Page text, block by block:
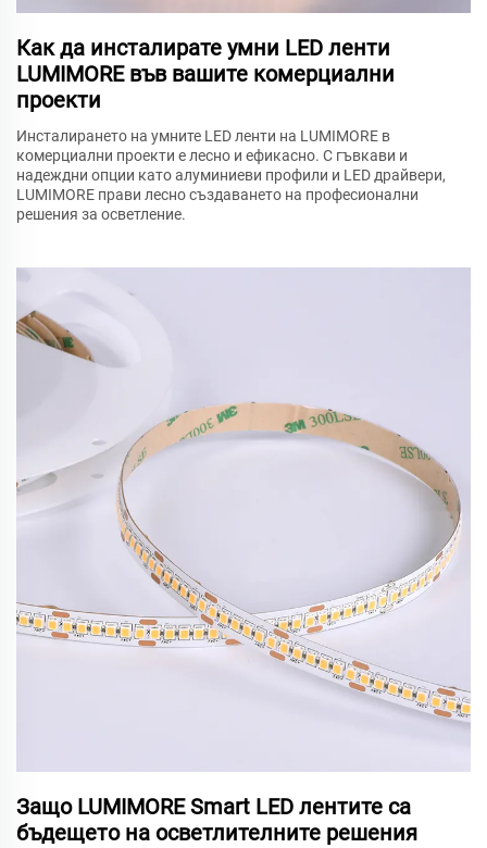
Как да инсталирате умни LED ленти
LUMIMORE във вашите комерциални
проекти
Инсталирането на умните LED ленти на LUMIMORE в
комерциални проекти е лесно и ефикасно. С гъвкави и
надеждни опции като алуминиеви профили и LED драйвери,
LUMIMORE прави лесно създаването на професионални
решения за осветление.
Защо LUMIMORE Smart LED лентите са
бъдещето на осветлителните решения